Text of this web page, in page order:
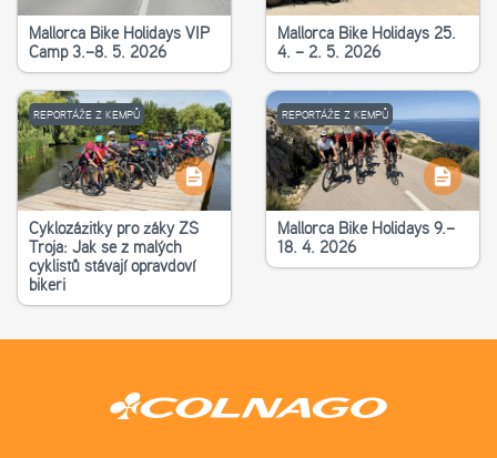
Mallorca Bike Holidays VIP
Camp 3.–8. 5. 2026
Mallorca Bike Holidays 25.
4. – 2. 5. 2026
REPORTÁŽE Z KEMPŮ
Cyklozážitky pro žáky ZŠ
Troja: Jak se z malých
cyklistů stávají opravdoví
bikeři
REPORTÁŽE Z KEMPŮ
Mallorca Bike Holidays 9.–
18. 4. 2026